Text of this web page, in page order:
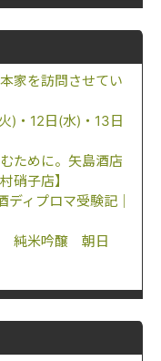
家を訪問させてい
)・12日(水)・13日
ために。矢島酒店
硝子店】
ディプロマ受験記｜
純米吟醸 朝日